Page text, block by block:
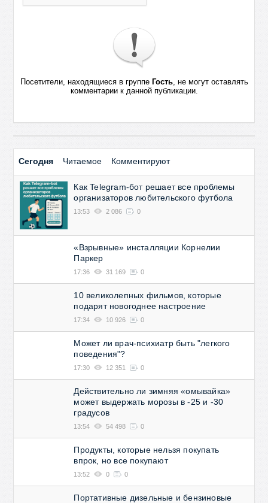
Посетители, находящиеся в группе Гость, не могут оставлять
комментарии к данной публикации.
Сегодня Читаемое Комментируют
Как Telegram-бот решает все проблемы
организаторов любительского футбола
13:53 2 086 0
«Взрывные» инсталляции Корнелии
Паркер
17:36 31 169 0
10 великолепных фильмов, которые
подарят новогоднее настроение
17:34 10 926 0
Может ли врач-психиатр быть "легкого
поведения"?
17:30 12 351 0
Действительно ли зимняя «омывайка»
может выдержать морозы в -25 и -30
градусов
13:54 54 498 0
Продукты, которые нельзя покупать
впрок, но все покупают
13:52 0 0
Портативные дизельные и бензиновые